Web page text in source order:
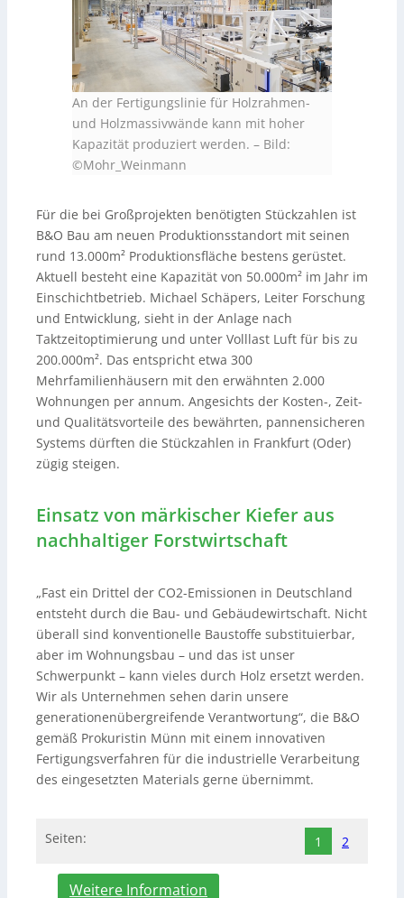
An der Fertigungslinie für Holzrahmen-
und Holzmassivwände kann mit hoher
Kapazität produziert werden. – Bild:
©Mohr_Weinmann
Für die bei Großprojekten benötigten Stückzahlen ist
B&O Bau am neuen Produktionsstandort mit seinen
rund 13.000m² Produktionsfläche bestens gerüstet.
Aktuell besteht eine Kapazität von 50.000m² im Jahr im
Einschichtbetrieb. Michael Schäpers, Leiter Forschung
und Entwicklung, sieht in der Anlage nach
Taktzeitoptimierung und unter Volllast Luft für bis zu
200.000m². Das entspricht etwa 300
Mehrfamilienhäusern mit den erwähnten 2.000
Wohnungen per annum. Angesichts der Kosten-, Zeit-
und Qualitätsvorteile des bewährten, pannensicheren
Systems dürften die Stückzahlen in Frankfurt (Oder)
zügig steigen.
Einsatz von märkischer Kiefer aus
nachhaltiger Forstwirtschaft
„Fast ein Drittel der CO2-Emissionen in Deutschland
entsteht durch die Bau- und Gebäudewirtschaft. Nicht
überall sind konventionelle Baustoffe substituierbar,
aber im Wohnungsbau – und das ist unser
Schwerpunkt – kann vieles durch Holz ersetzt werden.
Wir als Unternehmen sehen darin unsere
generationenübergreifende Verantwortung“, die B&O
gemäß Prokuristin Münn mit einem innovativen
Fertigungsverfahren für die industrielle Verarbeitung
des eingesetzten Materials gerne übernimmt.
Seiten: 1 2
Weitere Information